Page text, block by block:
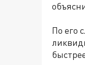
По его